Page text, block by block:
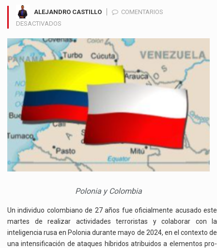
ALEJANDRO CASTILLO
COMENTARIOS
DESACTIVADOS
HA
FORMALIZADO
CARGOS
CIUDADANO
COLOMBIANO
LA
EJECUCIÓN
ACTOS
DE
Polonia y Colombia
Un individuo colombiano de 27 años fue oficialmente acusado este
martes de realizar actividades terroristas y colaborar con la
inteligencia rusa en Polonia durante mayo de 2024, en el contexto de
una intensificación de ataques híbridos atribuidos a elementos pro-